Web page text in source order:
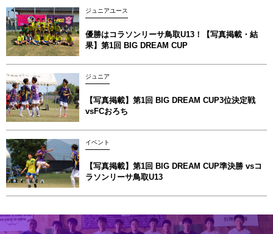
ジュニアユース
優勝はコラソンリーサ鳥取U13！【写真掲載‪‪‪︎︎・結
果】第1回 BIG DREAM CUP
ジュニア
【写真掲載】第1回 BIG DREAM CUP3位決定戦
vsFCおろち
イベント
【写真掲載】第1回 BIG DREAM CUP準決勝 vsコ
ラソンリーサ鳥取U13